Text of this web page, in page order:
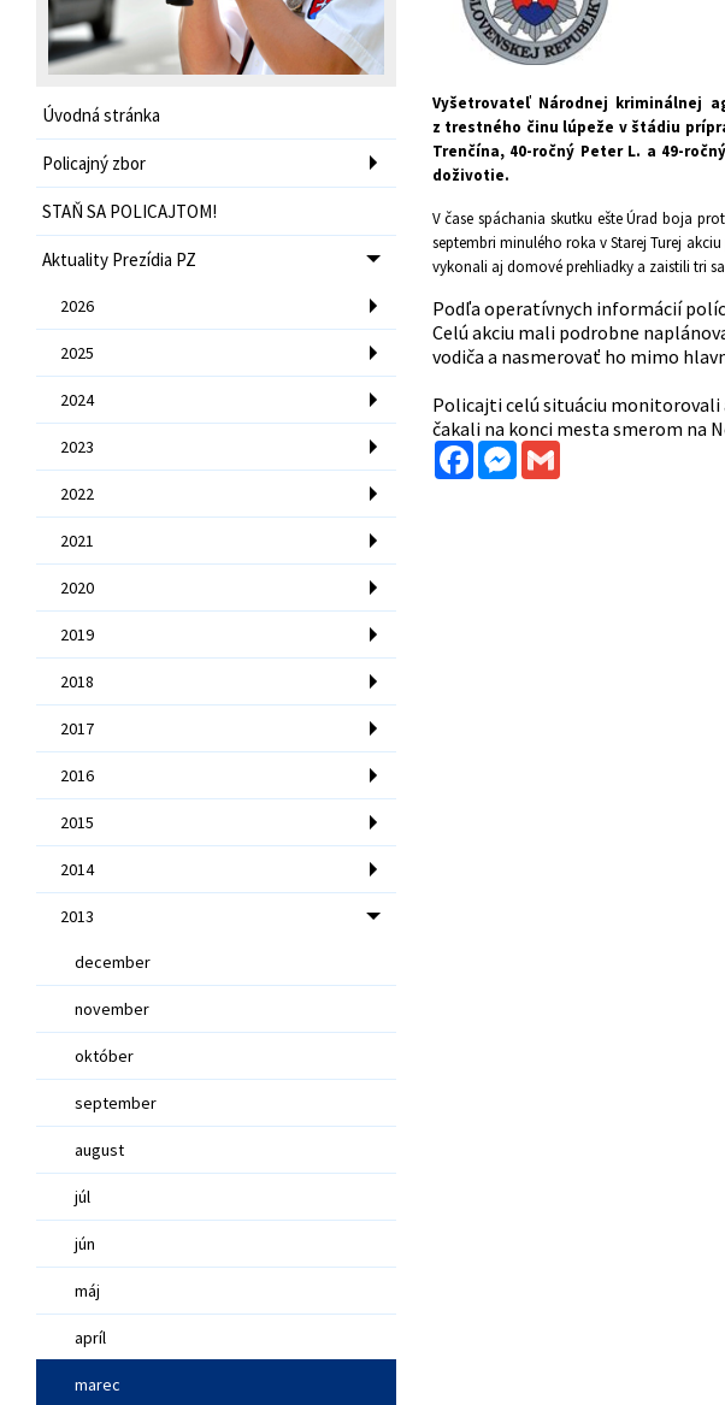
Úvodná stránka
Policajný zbor
STAŇ SA POLICAJTOM!
Aktuality Prezídia PZ
2026
2025
2024
2023
2022
2021
2020
2019
2018
2017
2016
2015
2014
2013
december
november
október
september
august
júl
jún
máj
apríl
marec
Vyšetrovateľ Národnej kriminálnej
z trestného činu lúpeže v štádiu
Trenčína, 40-ročný Peter L. a 49-
doživotie.
V čase spáchania skutku ešte Úrad boja
septembri minulého roka v Starej Turej
vykonali aj domové prehliadky a zaistili tri
Podľa operatívnych informácií
Celú akciu mali podrobne
vodiča a nasmerovať ho mimo
Policajti celú situáciu monitorovali
čakali na konci mesta smerom na
FacebookMessenger
Gmail